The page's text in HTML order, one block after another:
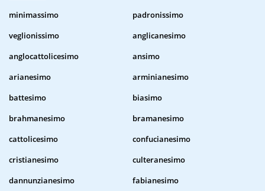
minimassimo
padronissimo
veglionissimo
anglicanesimo
anglocattolicesimo
ansimo
arianesimo
arminianesimo
battesimo
biasimo
brahmanesimo
bramanesimo
cattolicesimo
confucianesimo
cristianesimo
culteranesimo
dannunzianesimo
fabianesimo